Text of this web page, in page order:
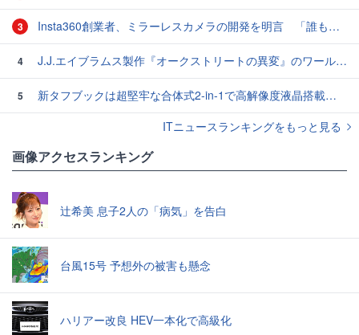
3 Insta360創業者、ミラーレスカメラの開発を明言 「誰も考えたこともない形になる」
4 J.J.エイブラムス製作『オークストリートの異変』のワールドプレミアが開催 - 新映像も公開
5
新タフブックは超堅牢な合体式2-in-1で高解像度液晶搭載、最上位モデルCF-33をパナソニックが発表
ITニュースランキングをもっと見る
画像アクセスランキング
辻希美 息子2人の「病気」を告白
台風15号 予想外の被害も懸念
ハリアー改良 HEV一本化で高級化